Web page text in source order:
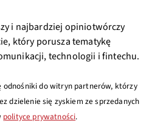
i najbardziej opiniotwórczy
który porusza tematykę
technologii i fintechu.
odnośniki do witryn partnerów, którzy
dzielenie się zyskiem ze sprzedanych
polityce prywatności.